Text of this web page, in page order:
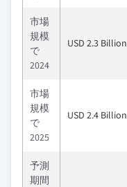
市場
規模
で
2024
USD 2.3 Billion
市場
規模
で
2025
USD 2.4 Billion
予測
期間